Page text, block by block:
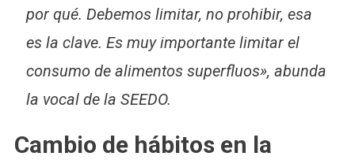
por qué. Debemos limitar, no prohibir, esa
es la clave. Es muy importante limitar el
consumo de alimentos superfluos», abunda
la vocal de la SEEDO.
Cambio de hábitos en la